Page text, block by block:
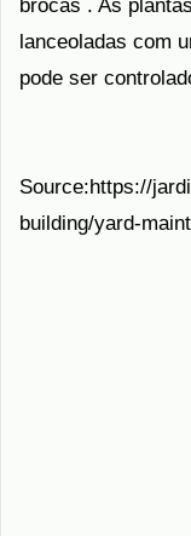
brocas . As
lanceoladas com
pode ser
Source:https://
building/yard-